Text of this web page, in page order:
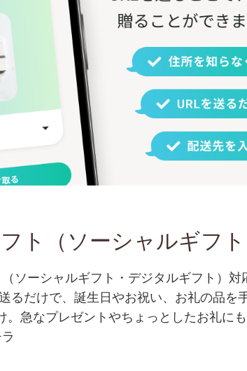
ト（ソーシャルギフト
ソーシャルギフト・デジタルギフト）対
るだけで、誕生日やお祝い、お礼の品を
急なプレゼントやちょっとしたお礼にも